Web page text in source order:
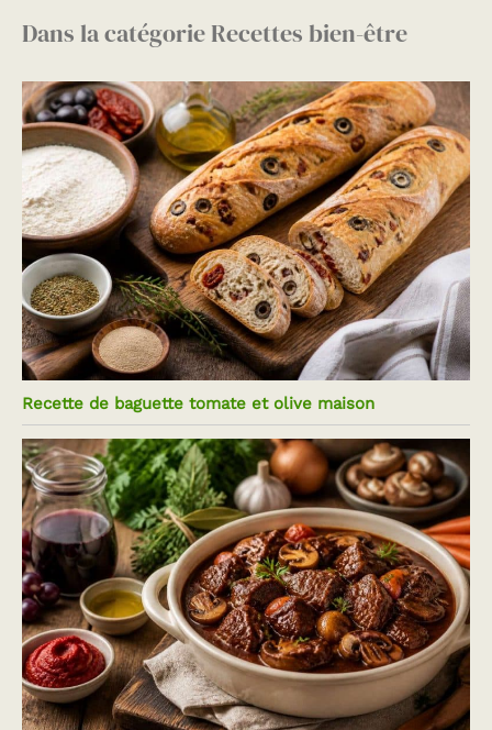
Dans la catégorie Recettes bien-être
Recette de baguette tomate et olive maison